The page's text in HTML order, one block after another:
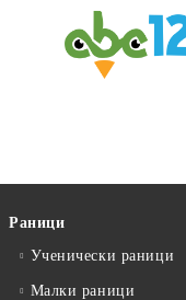
Раници
Ученически раници
Малки раници